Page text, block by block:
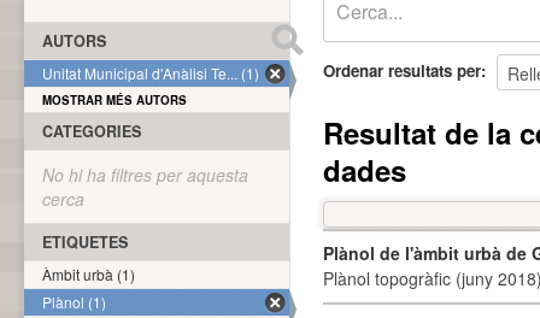
Ordenar resultats per
Resultat de la
dades
Plànol de l'àmbit urbà de
Plànol topogràfic (juny
AUTORS
Unitat Municipal d'Anàlisi Te... (1)
MOSTRAR MÉS AUTORS
CATEGORIES
No hi ha filtres per aquesta
cerca
ETIQUETES
Àmbit urbà (1)
Plànol (1)